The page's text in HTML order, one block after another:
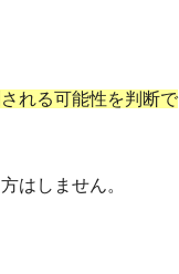
れる可能性を判断で
はしません。